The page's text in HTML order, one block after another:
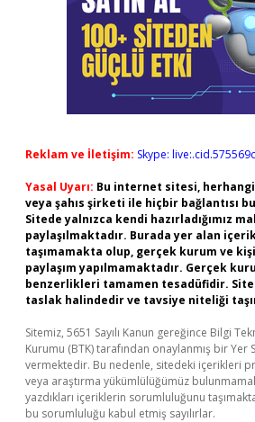
Reklam ve İletişim: Skype:
Yasal Uyarı: Bu internet sitesi,
veya şahıs şirketi ile hiçbir bağlantısı
Sitede yalnızca kendi hazırladığımız
paylaşılmaktadır. Burada yer alan
taşımamakta olup, gerçek kurum ve
paylaşım yapılmamaktadır. Gerçek
benzerlikleri tamamen tesadüfidir.
taslak halindedir ve tavsiye niteliği
Sitemiz, 5651 Sayılı Kanun gereğince Bilgi
Kurumu (BTK) tarafından onaylanmış bir Yer
vermektedir. Bu nedenle, sitedeki içerikleri
veya araştırma yükümlülüğümüz
yazdıkları içeriklerin sorumluluğunu
bu sorumluluğu kabul etmiş sayılırlar.